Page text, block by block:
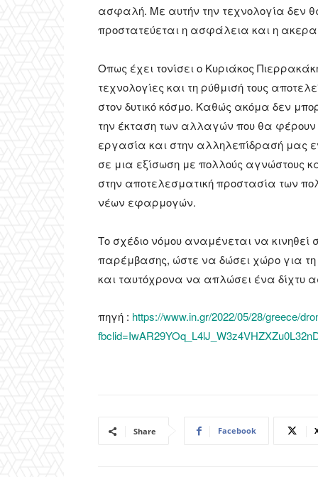
ασφαλή. Με αυτήν την τεχνολογία δεν
προστατεύεται η ασφάλεια και η
Οπως έχει τονίσει ο Κυριάκος
τεχνολογίες και τη ρύθμισή τους
στον δυτικό κόσμο. Καθώς ακόμα δεν
την έκταση των αλλαγών που θα φέρουν
εργασία και στην αλληλεπίδρασή μας
σε μια εξίσωση με πολλούς αγνώστους
στην αποτελεσματική προστασία των
νέων εφαρμογών.
Το σχέδιο νόμου αναμένεται να κινηθεί
παρέμβασης, ώστε να δώσει χώρο για τη
και ταυτόχρονα να απλώσει ένα δίχτυ
πηγή : https://www.in.gr/2022/05/28/greece/
Share Facebook